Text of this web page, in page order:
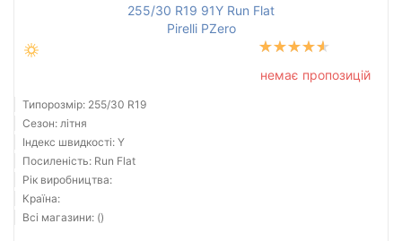
255/30 R19 91Y Run Flat
Pirelli PZero
немає пропозицій
Типорозмір: 255/30 R19
Сезон: літня
Індекс швидкості: Y
Посиленість: Run Flat
Рік виробництва:
Країна:
Всі магазини: ()